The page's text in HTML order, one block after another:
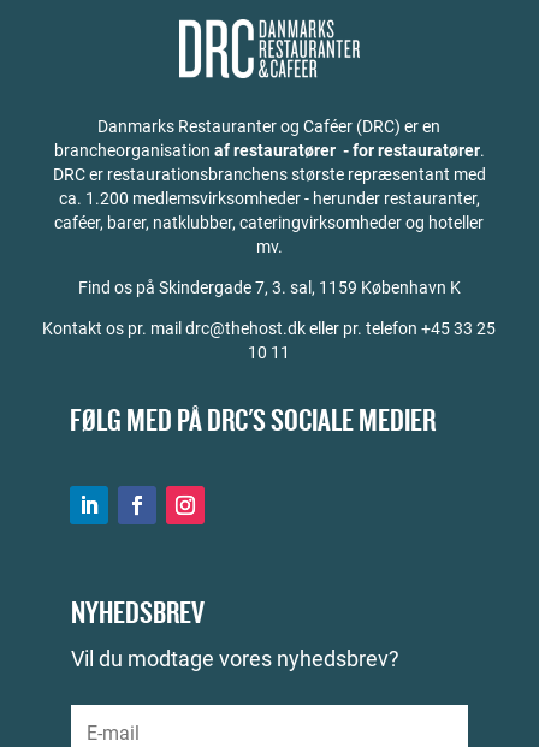
Danmarks Restauranter og Caféer (DRC) er en
brancheorganisation af restauratører - for restauratører.
DRC er restaurationsbranchens største repræsentant med
ca. 1.200 medlemsvirksomheder - herunder restauranter,
caféer, barer, natklubber, cateringvirksomheder og hoteller
mv.
Find os på Skindergade 7, 3. sal, 1159 København K
Kontakt os pr. mail drc@thehost.dk eller pr. telefon +45 33 25
10 11
FØLG MED PÅ DRC'S SOCIALE MEDIER
NYHEDSBREV
Vil du modtage vores nyhedsbrev?